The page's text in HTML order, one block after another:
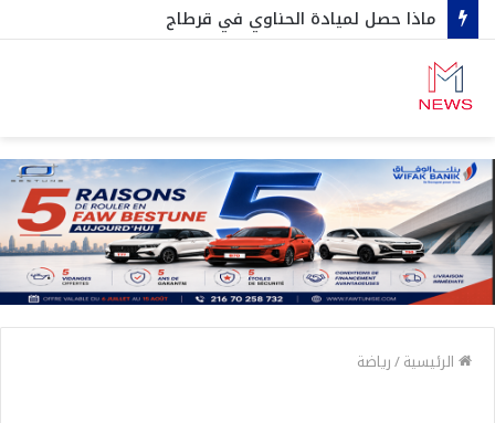
ماذا حصل لميادة الحناوي في قرطاج
الرئيسية/رياضة